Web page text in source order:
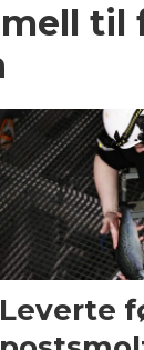
Leverte